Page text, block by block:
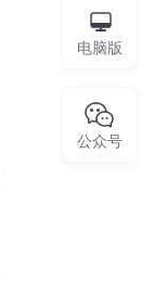
电脑版
公众号